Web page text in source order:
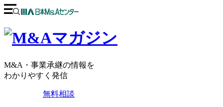
M&A・事業承継の情報を
わかりやすく発信
無料相談